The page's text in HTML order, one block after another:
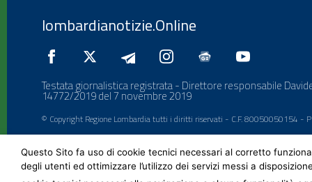
lombardianotizie.Online
Testata giornalistica registrata - Direttore responsabile
14772/2019 del 7 novembre 2019
© Copyright Regione Lombardia tutti i diritti riservati - C.F. 80050050154 -
Questo Sito fa uso di cookie tecnici necessari al corretto
degli utenti ed ottimizzare l’utilizzo dei servizi messi a